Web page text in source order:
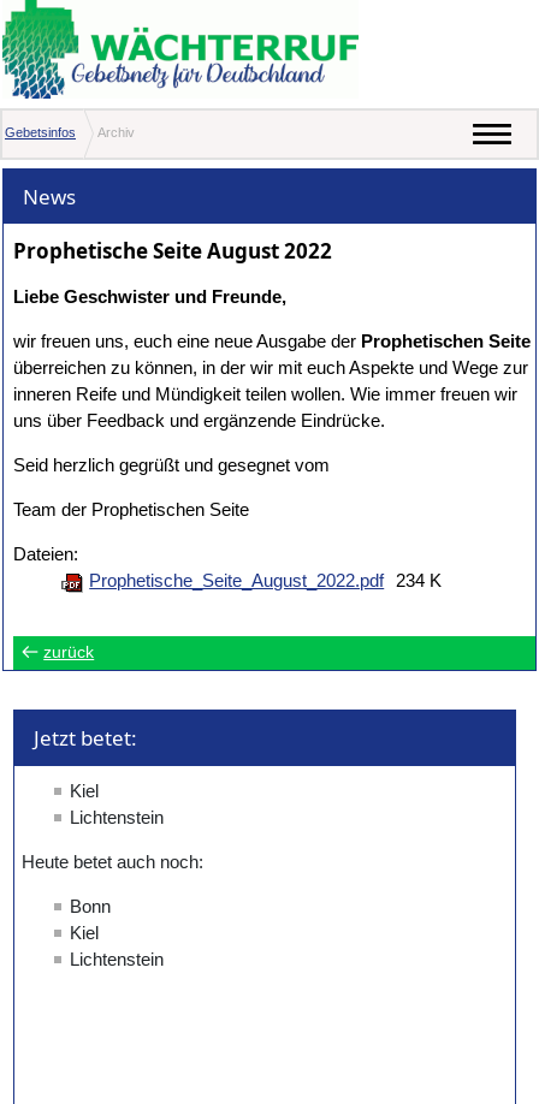
Gebetsinfos Archiv
News
Prophetische Seite August 2022
Liebe Geschwister und Freunde,
wir freuen uns, euch eine neue Ausgabe der Prophetischen Seite
überreichen zu können, in der wir mit euch Aspekte und Wege zur
inneren Reife und Mündigkeit teilen wollen. Wie immer freuen wir
uns über Feedback und ergänzende Eindrücke.
Seid herzlich gegrüßt und gesegnet vom
Team der Prophetischen Seite
Dateien:
Prophetische_Seite_August_2022.pdf
234 K
zurück
Jetzt betet: